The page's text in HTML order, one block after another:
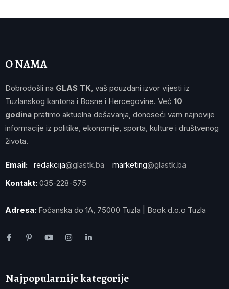
O NAMA
Dobrodošli na GLAS TK , vaš pouzdani izvor vijesti iz
Tuzlanskog kantona i Bosne i Hercegovine. Već 10
godina pratimo aktuelna dešavanja, donoseći vam najnovije
informacije iz politike, ekonomije, sporta, kulture i društvenog
života.
Email: redakcija@glastk.ba marketing@glastk.ba
Kontakt: 035-228-575
Adresa: Fočanska do 1A, 75000 Tuzla | Book d.o.o Tuzla
Najpopularnije kategorije